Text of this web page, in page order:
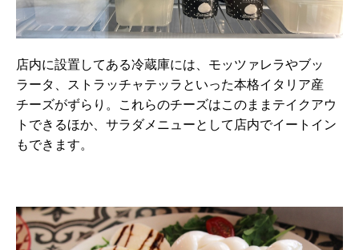
店内に設置してある冷蔵庫には、モッツァレラやブッ
ラータ、ストラッチャテッラといった本格イタリア産
チーズがずらり。これらのチーズはこのままテイクアウ
トできるほか、サラダメニューとして店内でイートイン
もできます。